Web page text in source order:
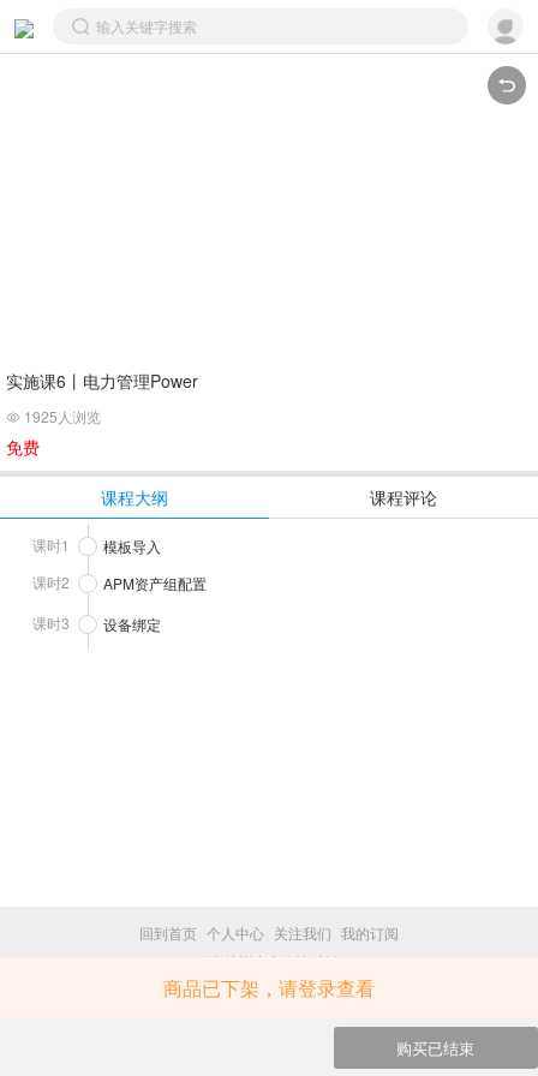
实施课6丨电力管理Power
 1925人浏览
免费
课程大纲 课程评论
课时1
模板导入
课时2
APM资产组配置
课时3
设备绑定
商品已下架，请登录查看
回到首页 个人中心 关注我们 我的订阅
研华培训中心 版权所有
trainingcenter.advantech.com.cn